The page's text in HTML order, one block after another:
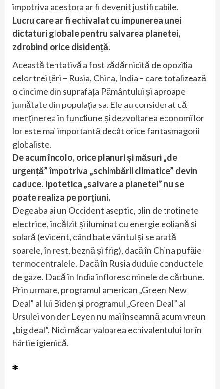
împotriva acestora ar fi devenit justificabile.
Lucru care ar fi echivalat cu impunerea unei
dictaturi globale pentru salvarea planetei,
zdrobind orice disidență.
Această tentativă a fost zădărnicită de opoziția
celor trei țări – Rusia, China, India – care totalizează
o cincime din suprafața Pământului și aproape
jumătate din populația sa. Ele au considerat că
menținerea în funcțiune și dezvoltarea economiilor
lor este mai importantă decât orice fantasmagorii
globaliste.
De acum încolo, orice planuri și măsuri „de
urgență” împotriva „schimbării climatice” devin
caduce. Ipotetica „salvare a planetei” nu se
poate realiza pe porțiuni.
Degeaba ai un Occident aseptic, plin de trotinete
electrice, încălzit și iluminat cu energie eoliană și
solară (evident, când bate vântul și se arată
soarele, în rest, beznă și frig), dacă în China pufăie
termocentralele. Dacă în Rusia duduie conductele
de gaze. Dacă în India înfloresc minele de cărbune.
Prin urmare, programul american „Green New
Deal” al lui Biden și programul „Green Deal” al
Ursulei von der Leyen nu mai înseamnă acum vreun
„big deal”. Nici măcar valoarea echivalentului lor în
hârtie igienică.
*